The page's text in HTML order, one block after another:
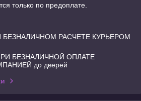
только по предоплате.
РАСЧЕТЕ КУРЬЕРОМ
БЕЗНАЛИЧНОЙ ОПЛАТЕ
до дверей